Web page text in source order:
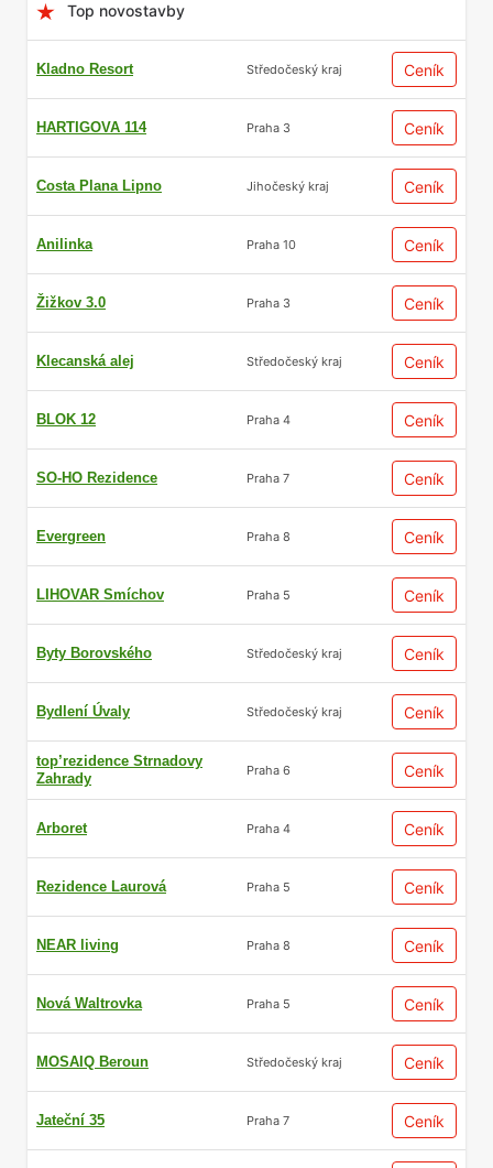
Top novostavby
Kladno Resort Středočeský kraj Ceník
HARTIGOVA 114 Praha 3 Ceník
Costa Plana Lipno Jihočeský kraj Ceník
Anilinka Praha 10 Ceník
Žižkov 3.0 Praha 3 Ceník
Klecanská alej Středočeský kraj Ceník
BLOK 12 Praha 4 Ceník
SO-HO Rezidence Praha 7 Ceník
Evergreen Praha 8 Ceník
LIHOVAR Smíchov Praha 5 Ceník
Byty Borovského Středočeský kraj Ceník
Bydlení Úvaly Středočeský kraj Ceník
top’rezidence Strnadovy
Zahrady
Praha 6 Ceník
Arboret Praha 4 Ceník
Rezidence Laurová Praha 5 Ceník
NEAR living Praha 8 Ceník
Nová Waltrovka Praha 5 Ceník
MOSAIQ Beroun Středočeský kraj Ceník
Jateční 35 Praha 7 Ceník